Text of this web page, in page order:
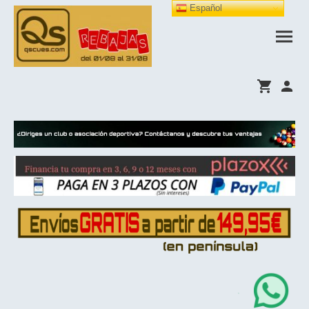
Español